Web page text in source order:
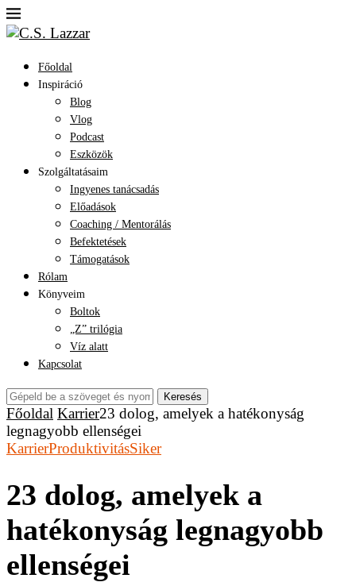
Főoldal
Inspiráció
Blog
Vlog
Podcast
Eszközök
Szolgáltatásaim
Ingyenes tanácsadás
Előadások
Coaching / Mentorálás
Befektetések
Támogatások
Rólam
Könyveim
Boltok
„Z” trilógia
Víz alatt
Kapcsolat
Keresés
Főoldal Karrier23 dolog, amelyek a hatékonyság
legnagyobb ellenségei
KarrierProduktivitásSiker
23 dolog, amelyek a
hatékonyság legnagyobb
ellenségei